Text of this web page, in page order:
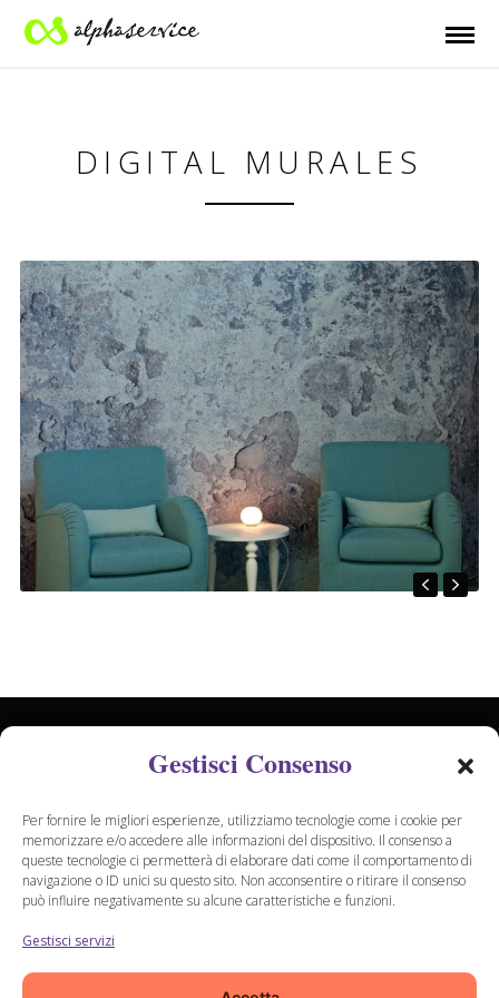
Gestisci Consenso
Per fornire le migliori esperienze, utilizziamo tecnologie come i cookie per
memorizzare e/o accedere alle informazioni del dispositivo. Il consenso a
queste tecnologie ci permetterà di elaborare dati come il comportamento di
navigazione o ID unici su questo sito. Non acconsentire o ritirare il consenso
può influire negativamente su alcune caratteristiche e funzioni.
Gestisci servizi
DIGITAL MURALES
info@alphaservice.biz
Via San Mauro in Valle, 1466 - 47522 CESENA (FC)